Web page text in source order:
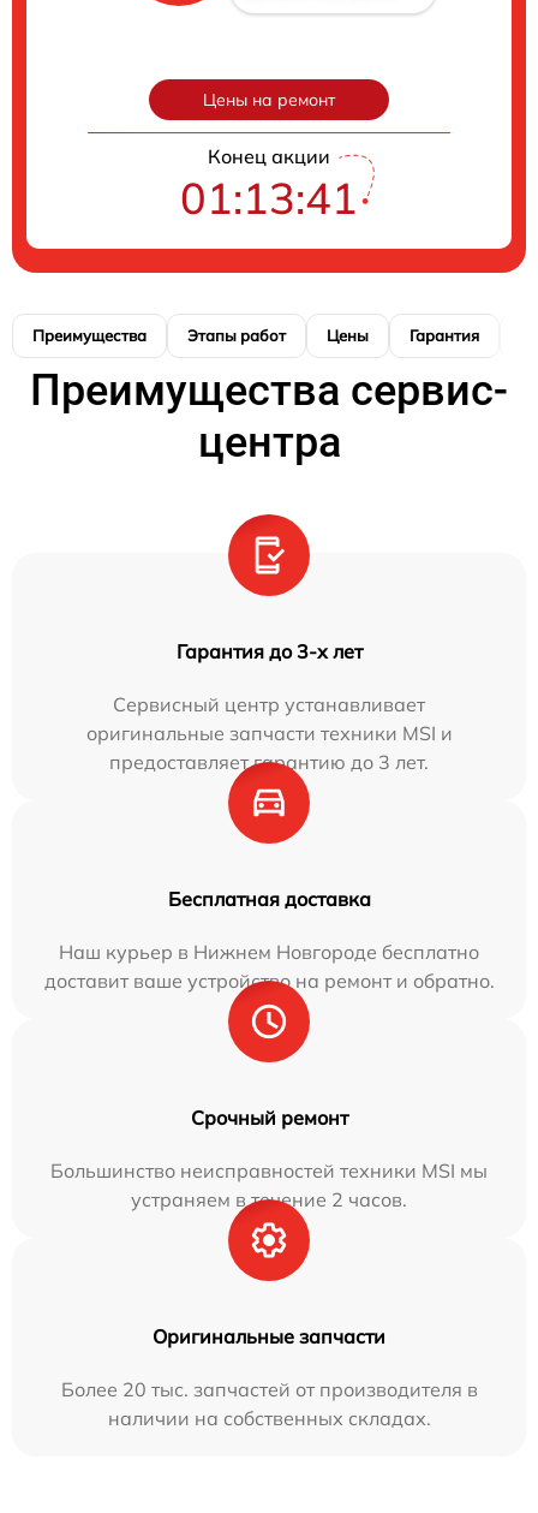
Цены на ремонт
Конец акции
01:13:40
Преимущества Этапы работ Цены Гарантия
Преимущества сервис-
центра
Гарантия до 3-х лет
Сервисный центр устанавливает
оригинальные запчасти техники MSI и
предоставляет гарантию до 3 лет.
Бесплатная доставка
Наш курьер в Нижнем Новгороде бесплатно
доставит ваше устройство на ремонт и обратно.
Срочный ремонт
Большинство неисправностей техники MSI мы
устраняем в течение 2 часов.
Оригинальные запчасти
Более 20 тыс. запчастей от производителя в
наличии на собственных складах.